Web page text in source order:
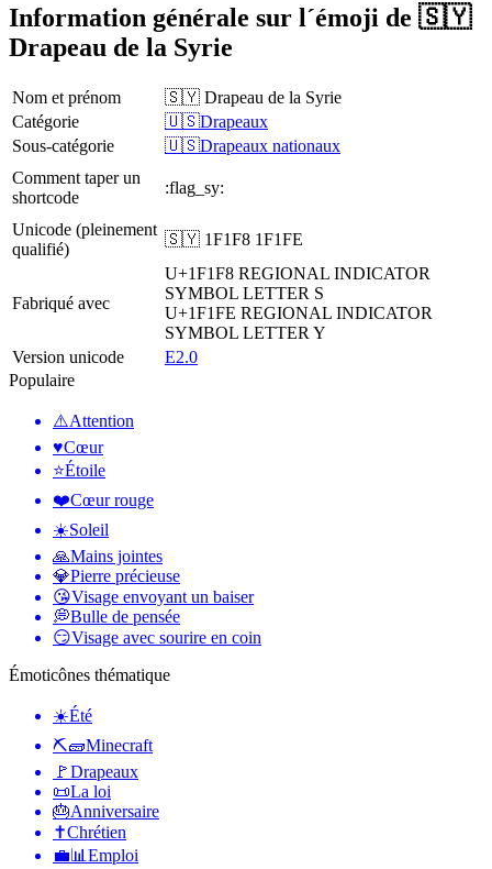
Information générale sur l´émoji de 🇸🇾
Drapeau de la Syrie
Nom et prénom
🇸🇾 Drapeau de la Syrie
Catégorie
🇺🇸Drapeaux
Sous-catégorie
🇺🇸Drapeaux nationaux
Comment taper un
shortcode
:flag_sy:
Unicode (pleinement
qualifié)
🇸🇾 1F1F8 1F1FE
Fabriqué avec
U+1F1F8 REGIONAL INDICATOR
SYMBOL LETTER S
U+1F1FE REGIONAL INDICATOR
SYMBOL LETTER Y
Version unicode
E2.0
Populaire
⚠️Attention
♥️Cœur
⭐Étoile
❤️Cœur rouge
☀️Soleil
🙏Mains jointes
💎Pierre précieuse
😘Visage envoyant un baiser
💭Bulle de pensée
😏Visage avec sourire en coin
Émoticônes thématique
☀️Été
⛏🧱Minecraft
🚩Drapeaux
📜La loi
🎂Anniversaire
✝️Chrétien
💼📊 Emploi